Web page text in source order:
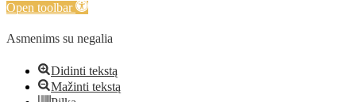
Open toolbar
Asmenims su negalia
Didinti tekstą
Mažinti tekstą